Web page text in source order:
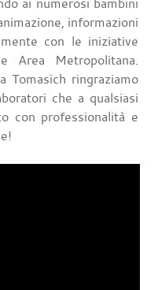
informazioni
con le iniziative
Area Metropolitana.
Tomasich ringraziamo
che a qualsiasi
con professionalità e